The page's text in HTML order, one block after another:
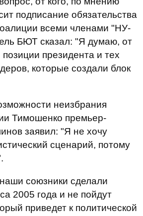
подписание обязательства
всеми членами "НУ-
БЮТ сказал: "Я думаю, от
президента и тех
которые создали блок
неизбрания
Тимошенко премьер-
заявил: "Я не хочу
сценарий, потому
союзники сделали
2005 года и не пойдут
приведет к политической